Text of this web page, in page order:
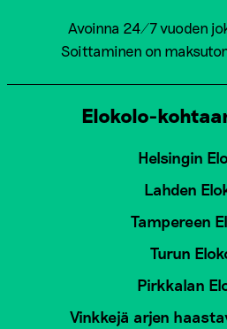
Avoinna 24/7 vuoden
Soittaminen on
Elokolo-
Helsingin
Lahden
Tampereen
Turun
Pirkkalan
Vinkkejä arjen